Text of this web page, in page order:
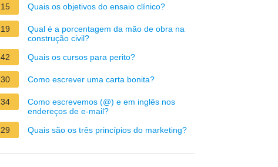
15 Quais os objetivos do ensaio clínico?
19
Qual é a porcentagem da mão de obra na
construção civil?
42
Quais os cursos para perito?
30 Como escrever uma carta bonita?
34
Como escrevemos (@) e em inglês nos
endereços de e-mail?
29
Quais são os três princípios do marketing?